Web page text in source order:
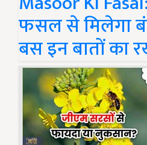
फसल से मिलेगा
बस इन बातों का